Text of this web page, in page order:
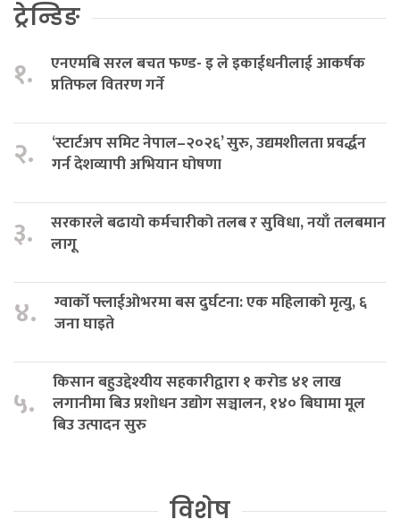
ट्रेन्डिङ
१.
एनएमबि सरल बचत फण्ड- इ ले इकाईधनीलाई आकर्षक
प्रतिफल वितरण गर्ने
२.
‘स्टार्टअप समिट नेपाल–२०२६’ सुरु, उद्यमशीलता प्रवर्द्धन
गर्न देशव्यापी अभियान घोषणा
३.
सरकारले बढायो कर्मचारीको तलब र सुविधा, नयाँ तलबमान
लागू
४.
ग्वार्को फ्लाईओभरमा बस दुर्घटना: एक महिलाको मृत्यु, ६
जना घाइते
५.
किसान बहुउद्देश्यीय सहकारीद्वारा १ करोड ४१ लाख
लगानीमा बिउ प्रशोधन उद्योग सञ्चालन, १४० बिघामा मूल
बिउ उत्पादन सुरु
विशेष